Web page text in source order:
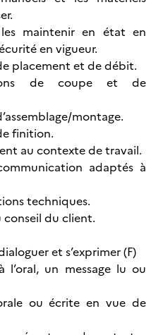
maintenir en état en
en vigueur.
placement et de débit.
de coupe et de
montage.
finition.
au contexte de travail.
adaptés à
techniques.
conseil du client.
et s’exprimer (F)
l’oral, un message lu ou
ou écrite en vue de